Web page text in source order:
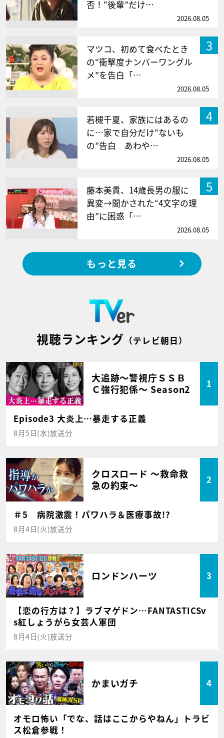
否！“後輩”だけ…
2026.08.05
3
マツコ、初めて食べたとき
の“衝撃度ナンバーワングル
メ”を告白「…
2026.08.05
4
若槻千夏、家族にはあるの
に…家で自分だけ“ないも
の”告白 あわや…
2026.08.05
5
藤本美貴、14歳長男の服に
異変→聞かされた“4文字の理
由”に困惑「…
2026.08.05
もっと見る
視聴ランキング （テレビ朝日）
大追跡～警視庁ＳＳＢ
Ｃ強行犯係～ Season2
1
Episode3 大炎上…暴走する正義
8月5日(水)放送分
クロスロード ～救命救
急の約束～
2
＃5 病院激震！パワハラ＆医療事故!?
8月4日(火)放送分
ロンドンハーツ 3
【恋の行方は？】ラブマゲドン…FANTASTICSv
s紅しょうがら女芸人軍団
8月4日(火)放送分
かまいガチ 4
オモロ怖い「でな、話はここからやねん」トラビ
ス松倉参戦！